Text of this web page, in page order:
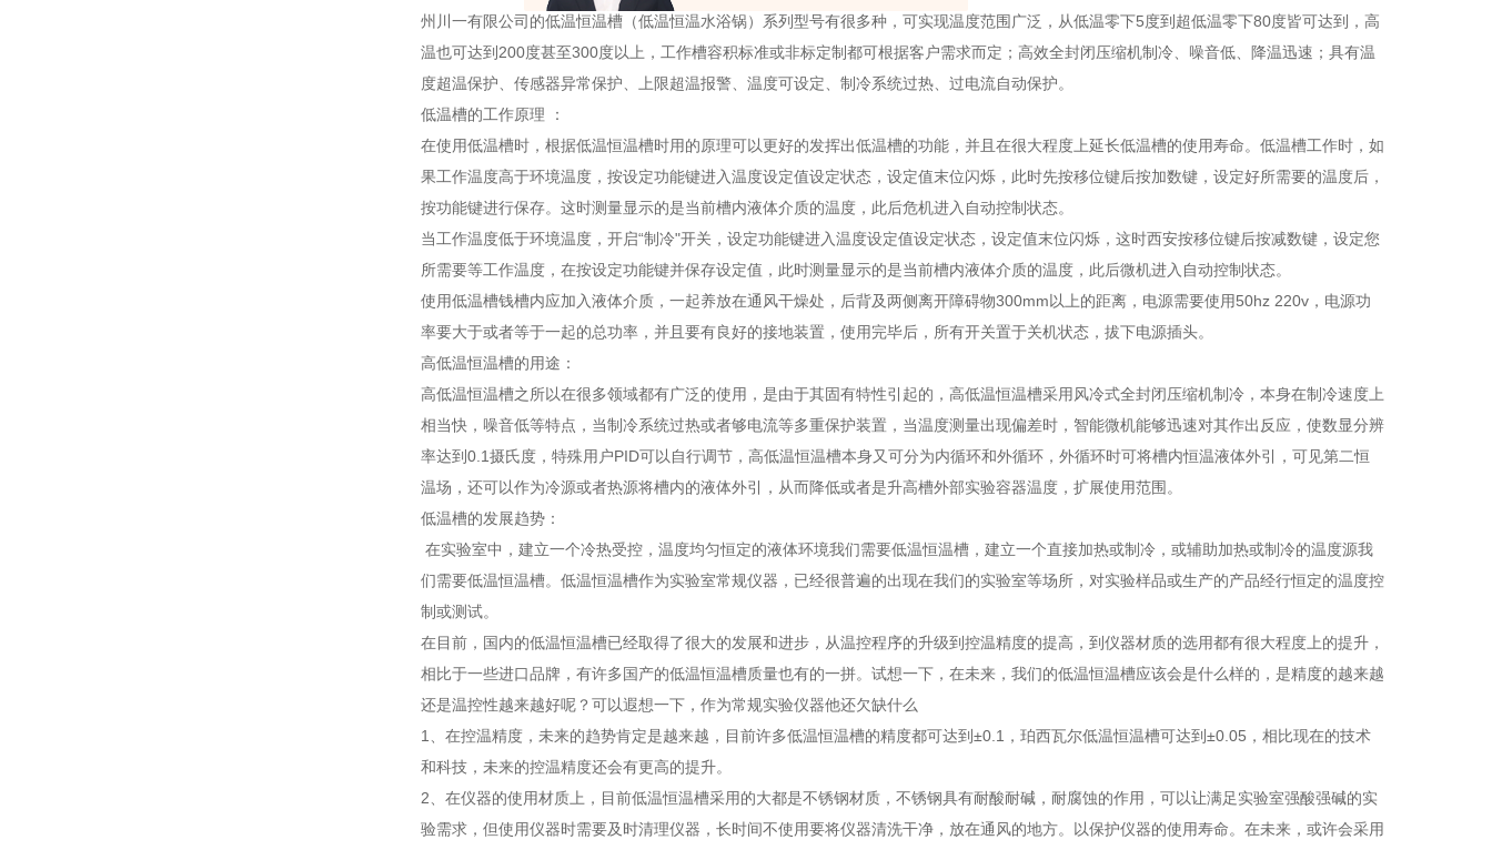
州川一有限公司的低温恒温槽（低温恒温水浴锅）系列型号有很多种，可实现温度范围广泛，从低温零下5度到超低温零下80度皆可达到，高
温也可达到200度甚至300度以上，工作槽容积标准或非标定制都可根据客户需求而定；高效全封闭压缩机制冷、噪音低、降温迅速；具有温
度超温保护、传感器异常保护、上限超温报警、温度可设定、制冷系统过热、过电流自动保护。
低温槽的工作原理 ：
在使用低温槽时，根据低温恒温槽时用的原理可以更好的发挥出低温槽的功能，并且在很大程度上延长低温槽的使用寿命。低温槽工作时，如
果工作温度高于环境温度，按设定功能键进入温度设定值设定状态，设定值末位闪烁，此时先按移位键后按加数键，设定好所需要的温度后，
按功能键进行保存。这时测量显示的是当前槽内液体介质的温度，此后危机进入自动控制状态。
当工作温度低于环境温度，开启“制冷"开关，设定功能键进入温度设定值设定状态，设定值末位闪烁，这时西安按移位键后按减数键，设定您
所需要等工作温度，在按设定功能键并保存设定值，此时测量显示的是当前槽内液体介质的温度，此后微机进入自动控制状态。
使用低温槽钱槽内应加入液体介质，一起养放在通风干燥处，后背及两侧离开障碍物300mm以上的距离，电源需要使用50hz 220v，电源功
率要大于或者等于一起的总功率，并且要有良好的接地装置，使用完毕后，所有开关置于关机状态，拔下电源插头。
高低温恒温槽的用途：
高低温恒温槽之所以在很多领域都有广泛的使用，是由于其固有特性引起的，高低温恒温槽采用风冷式全封闭压缩机制冷，本身在制冷速度上
相当快，噪音低等特点，当制冷系统过热或者够电流等多重保护装置，当温度测量出现偏差时，智能微机能够迅速对其作出反应，使数显分辨
率达到0.1摄氏度，特殊用户PID可以自行调节，高低温恒温槽本身又可分为内循环和外循环，外循环时可将槽内恒温液体外引，可见第二恒
温场，还可以作为冷源或者热源将槽内的液体外引，从而降低或者是升高槽外部实验容器温度，扩展使用范围。
低温槽的发展趋势：
在实验室中，建立一个冷热受控，温度均匀恒定的液体环境我们需要低温恒温槽，建立一个直接加热或制冷，或辅助加热或制冷的温度源我
们需要低温恒温槽。低温恒温槽作为实验室常规仪器，已经很普遍的出现在我们的实验室等场所，对实验样品或生产的产品经行恒定的温度控
制或测试。
在目前，国内的低温恒温槽已经取得了很大的发展和进步，从温控程序的升级到控温精度的提高，到仪器材质的选用都有很大程度上的提升，
相比于一些进口品牌，有许多国产的低温恒温槽质量也有的一拼。试想一下，在未来，我们的低温恒温槽应该会是什么样的，是精度的越来越
还是温控性越来越好呢？可以遐想一下，作为常规实验仪器他还欠缺什么
1、在控温精度，未来的趋势肯定是越来越，目前许多低温恒温槽的精度都可达到±0.1，珀西瓦尔低温恒温槽可达到±0.05，相比现在的技术
和科技，未来的控温精度还会有更高的提升。
2、在仪器的使用材质上，目前低温恒温槽采用的大都是不锈钢材质，不锈钢具有耐酸耐碱，耐腐蚀的作用，可以让满足实验室强酸强碱的实
验需求，但使用仪器时需要及时清理仪器，长时间不使用要将仪器清洗干净，放在通风的地方。以保护仪器的使用寿命。在未来，或许会采用